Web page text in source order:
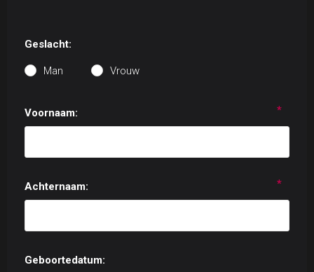
Geslacht:
Man Vrouw
Voornaam: *
Achternaam: *
Geboortedatum: